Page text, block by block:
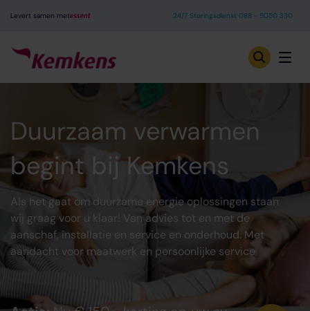
Levert samen met 24/7 Storingsdienst 088 - 5050 330
Duurzaam verwarmen
begint bij Kemkens
Als het gaat om duurzame energie oplossingen staan
wij graag voor u klaar! Van advies tot en met de
aanschaf, installatie en service en onderhoud. Met
aandacht voor maatwerk en persoonlijke service